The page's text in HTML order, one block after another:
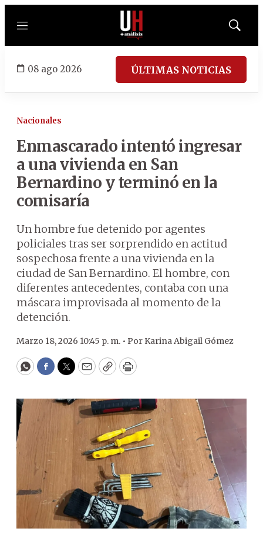
Menú
Mostrar
08 ago 2026 ÚLTIMAS NOTICIAS
Nacionales
Enmascarado intentó ingresar
a una vivienda en San
Bernardino y terminó en la
comisaría
Un hombre fue detenido por agentes
policiales tras ser sorprendido en actitud
sospechosa frente a una vivienda en la
ciudad de San Bernardino. El hombre, con
diferentes antecedentes, contaba con una
máscara improvisada al momento de la
detención.
Marzo 18, 2026 10:45 p. m. • Por Karina Abigail Gómez
WhatsApp
Facebook
Twitter
EmailCopyPrint